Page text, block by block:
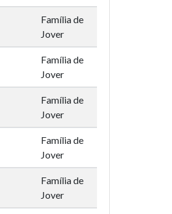
Família de
Jover
Família de
Jover
Família de
Jover
Família de
Jover
Família de
Jover